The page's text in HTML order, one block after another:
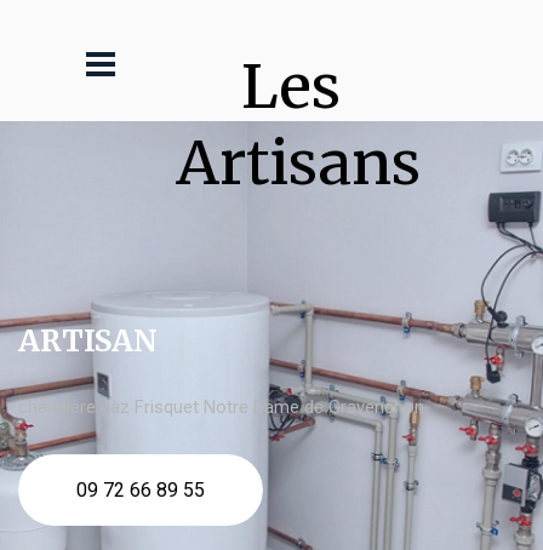
Les
Artisans
ARTISAN
chaudière gaz Frisquet Notre Dame de Gravenchon
09 72 66 89 55